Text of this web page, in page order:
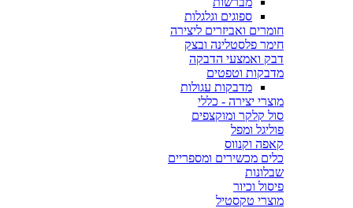
ספוגים וגלגלות
חומרים ואביזרים ליצירה
חימר פלסטלינה ובצק
דבק ואמצעי הדבקה
מדבקות וטפטים
מדבקות עגולות
מוצרי יצירה - כללי
סול קלקר ומוקצפים
פוליגל ומפל
קאפה וקנווס
כלים מכשירים ומספריים
שבלונות
פיסול וכיור
מוצרי טקסטיל